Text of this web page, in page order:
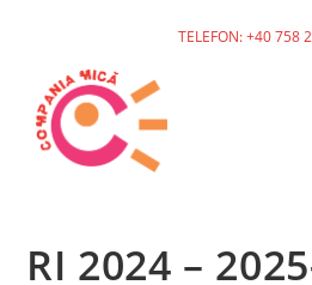
content
TELEFON: +40 758
RI 2024 –